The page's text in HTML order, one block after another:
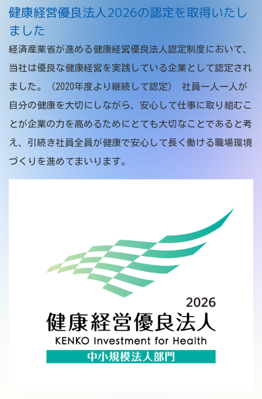
健康経営優良法人2026の認定を取得いたし
ました
経済産業省が進める健康経営優良法人認定制度において、
当社は優良な健康経営を実践している企業として認定され
ました。（2020年度より継続して認定） 社員一人一人が
自分の健康を大切にしながら、安心して仕事に取り組むこ
とが企業の力を高めるためにとても大切なことであると考
え、引続き社員全員が健康で安心して長く働ける職場環境
づくりを進めてまいります。